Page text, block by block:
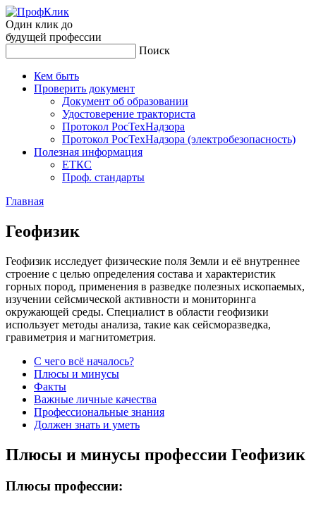
Один клик до
будущей профессии
Поиск
Кем быть
Проверить документ
Документ об образовании
Удостоверение тракториста
Протокол РосТехНадзора
Протокол РосТехНадзора (электробезопасность)
Полезная информация
ЕТКС
Проф. стандарты
Главная
Ге­офи­зик
Геофизик исследует физические поля Земли и её внутреннее
строение с целью определения состава и характеристик
горных пород, применения в разведке полезных ископаемых,
изучении сейсмической активности и мониторинга
окружающей среды. Специалист в области геофизики
использует методы анализа, такие как сейсморазведка,
гравиметрия и магнитометрия.
С чего всё началось?
Плюсы и минусы
Факты
Важные личные качества
Профессиональные знания
Должен знать и уметь
Плюсы и минусы профессии Геофизик
Плюсы профессии: